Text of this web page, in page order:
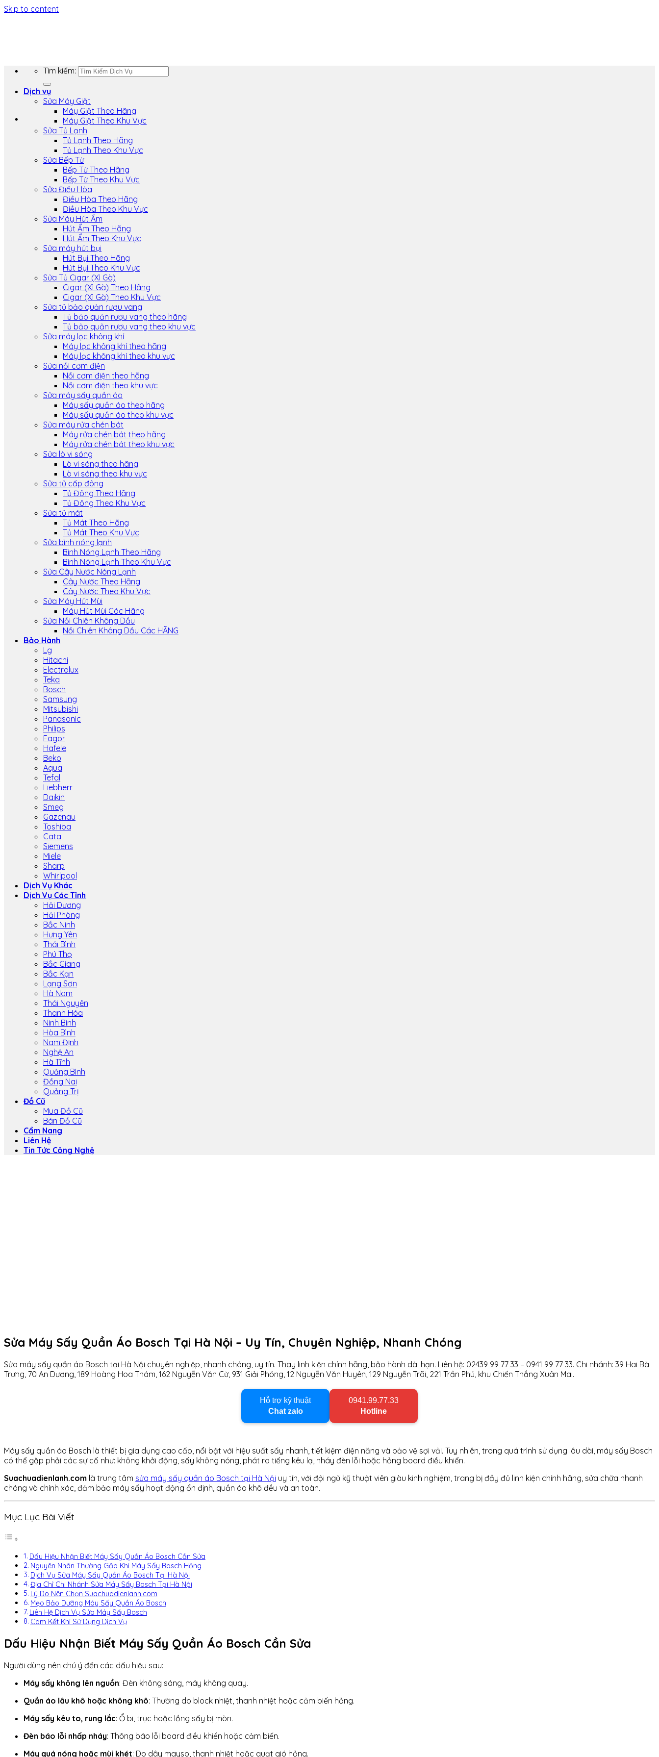
Skip to content
Tìm kiếm:
Dịch vụ
Sửa Máy Giặt
Máy Giặt Theo Hãng
Máy Giặt Theo Khu Vực
Sửa Tủ Lạnh
Tủ Lạnh Theo Hãng
Tủ Lạnh Theo Khu Vực
Sửa Bếp Từ
Bếp Từ Theo Hãng
Bếp Từ Theo Khu Vực
Sửa Điều Hòa
Điều Hòa Theo Hãng
Điều Hòa Theo Khu Vực
Sửa Máy Hút Ẩm
Hút Ẩm Theo Hãng
Hút Ẩm Theo Khu Vực
Sửa máy hút bụi
Hút Bụi Theo Hãng
Hút Bụi Theo Khu Vực
Sửa Tủ Cigar (Xì Gà)
Cigar (Xì Gà) Theo Hãng
Cigar (Xì Gà) Theo Khu Vực
Sửa tủ bảo quản rượu vang
Tủ bảo quản rượu vang theo hãng
Tủ bảo quản rượu vang theo khu vực
Sửa máy lọc không khí
Máy lọc không khí theo hãng
Máy lọc không khí theo khu vực
Sửa nồi cơm điện
Nồi cơm điện theo hãng
Nồi cơm điện theo khu vực
Sửa máy sấy quần áo
Máy sấy quần áo theo hãng
Máy sấy quần áo theo khu vực
Sửa máy rửa chén bát
Máy rửa chén bát theo hãng
Máy rửa chén bát theo khu vực
Sửa lò vi sóng
Lò vi sóng theo hãng
Lò vi sóng theo khu vực
Sửa tủ cấp đông
Tủ Đông Theo Hãng
Tủ Đông Theo Khu Vực
Sửa tủ mát
Tủ Mát Theo Hãng
Tủ Mát Theo Khu Vực
Sửa bình nóng lạnh
Bình Nóng Lạnh Theo Hãng
Bình Nóng Lạnh Theo Khu Vực
Sửa Cây Nước Nóng Lạnh
Cây Nước Theo Hãng
Cây Nước Theo Khu Vực
Sửa Máy Hút Mùi
Máy Hút Mùi Các Hãng
Sửa Nồi Chiên Không Dầu
Nồi Chiên Không Dầu Các HÃNG
Bảo Hành
Lg
Hitachi
Electrolux
Teka
Bosch
Samsung
Mitsubishi
Panasonic
Philips
Fagor
Hafele
Beko
Aqua
Tefal
Liebherr
Daikin
Smeg
Gazenau
Toshiba
Cata
Siemens
Miele
Sharp
Whirlpool
Dịch Vụ Khác
Dịch Vụ Các Tỉnh
Hải Dương
Hải Phòng
Bắc Ninh
Hưng Yên
Thái Bình
Phú Thọ
Bắc Giang
Bắc Kạn
Lạng Sơn
Hà Nam
Thái Nguyên
Thanh Hóa
Ninh Bình
Hòa Bình
Nam Định
Nghệ An
Hà Tĩnh
Quảng Bình
Đồng Nai
Quảng Trị
Đồ Cũ
Mua Đồ Cũ
Bán Đồ Cũ
Cẩm Nang
Liên Hệ
Tin Tức Công Nghệ
Sửa Máy Sấy Quần Áo Bosch Tại Hà Nội – Uy Tín, Chuyên Nghiệp, Nhanh Chóng
Sửa máy sấy quần áo Bosch tại Hà Nội chuyên nghiệp, nhanh chóng, uy tín. Thay linh kiện chính hãng, bảo hành dài hạn. Liên hệ: 02439 99 77 33 – 0941 99 77 33. Chi nhánh: 39 Hai Bà
Trưng, 70 An Dương, 189 Hoàng Hoa Thám, 162 Nguyễn Văn Cừ, 931 Giải Phóng, 12 Nguyễn Văn Huyên, 129 Nguyễn Trãi, 221 Trần Phú, khu Chiến Thắng Xuân Mai.
Hỗ trợ kỹ thuật
Chat zalo
0941.99.77.33
Hotline
Máy sấy quần áo Bosch là thiết bị gia dụng cao cấp, nổi bật với hiệu suất sấy nhanh, tiết kiệm điện năng và bảo vệ sợi vải. Tuy nhiên, trong quá trình sử dụng lâu dài, máy sấy Bosch
có thể gặp phải các sự cố như: không khởi động, sấy không nóng, phát ra tiếng kêu lạ, nháy đèn lỗi hoặc hỏng board điều khiển.
Suachuadienlanh.com là trung tâm sửa máy sấy quần áo Bosch tại Hà Nội uy tín, với đội ngũ kỹ thuật viên giàu kinh nghiệm, trang bị đầy đủ linh kiện chính hãng, sửa chữa nhanh
chóng và chính xác, đảm bảo máy sấy hoạt động ổn định, quần áo khô đều và an toàn.
Mục Lục Bài Viết
Dấu Hiệu Nhận Biết Máy Sấy Quần Áo Bosch Cần Sửa
Nguyên Nhân Thường Gặp Khi Máy Sấy Bosch Hỏng
Dịch Vụ Sửa Máy Sấy Quần Áo Bosch Tại Hà Nội
Địa Chỉ Chi Nhánh Sửa Máy Sấy Bosch Tại Hà Nội
Lý Do Nên Chọn Suachuadienlanh.com
Mẹo Bảo Dưỡng Máy Sấy Quần Áo Bosch
Liên Hệ Dịch Vụ Sửa Máy Sấy Bosch
Cam Kết Khi Sử Dụng Dịch Vụ
Dấu Hiệu Nhận Biết Máy Sấy Quần Áo Bosch Cần Sửa
Người dùng nên chú ý đến các dấu hiệu sau:
Máy sấy không lên nguồn: Đèn không sáng, máy không quay.
Quần áo lâu khô hoặc không khô: Thường do block nhiệt, thanh nhiệt hoặc cảm biến hỏng.
Máy sấy kêu to, rung lắc: Ổ bi, trục hoặc lồng sấy bị mòn.
Đèn báo lỗi nhấp nháy: Thông báo lỗi board điều khiển hoặc cảm biến.
Máy quá nóng hoặc mùi khét: Do dây mayso, thanh nhiệt hoặc quạt gió hỏng.